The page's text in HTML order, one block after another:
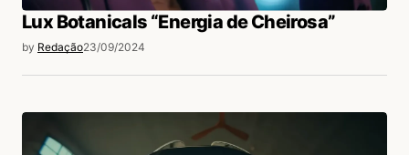
Lux Botanicals “Energia de Cheirosa”
by Redação23/09/2024